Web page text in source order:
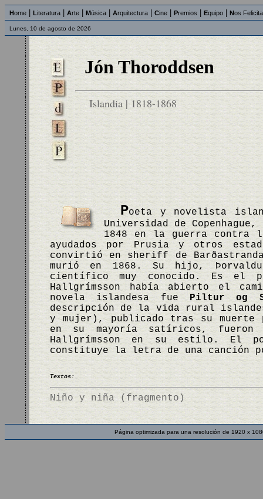
Home Literatura Arte Música Arquitectura Cine Premios Equipo Nos
Lunes, 10 de agosto de 2026
Jón Thoroddsen
Islandia | 1818-1868
Poeta y novelista
Universidad de
1848 en la guerra contra
ayudados por Prusia y otros
convirtió en sheriff de
murió en 1868. Su hijo,
científico muy conocido. Es el
Hallgrímsson había abierto el
novela islandesa fue Piltur og
descripción de la vida rural
y mujer), publicado tras su muerte
en su mayoría satíricos, fueron
Hallgrímsson en su estilo. El
constituye la letra de una canción
Textos:
Niño y niña (fragmento)
Página optimizada para una resolución de 1920 x